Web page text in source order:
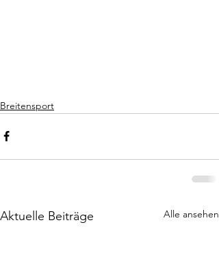
Breitensport
Aktuelle Beiträge Alle ansehen